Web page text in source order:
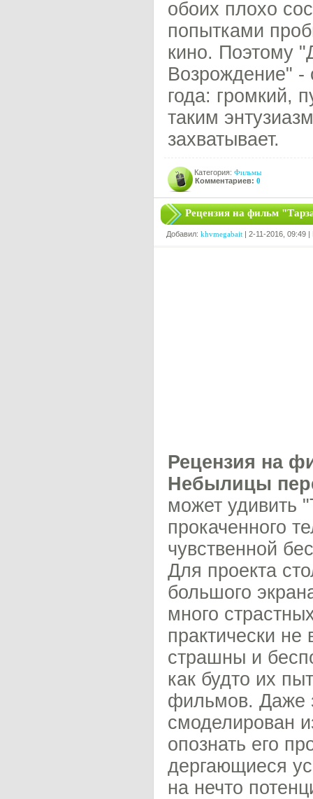
обоих плохо
попытками
кино. Поэтому
Возрождение"
года: громкий,
таким
захватывает.
Категория: Фильмы
Комментариев: 0
Рецензия на фильм
Добавил: khvmegabait | 2-11-2016, 09:49
Рецензия на
Небылицы
может удивить
прокаченного
чувственной
Для проекта
большого
много
практически
страшны и
как будто их
фильмов. Даже
смоделирован
опознать его
дергающиеся
на нечто